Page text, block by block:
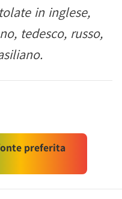
in inglese,
tedesco, russo,
preferita